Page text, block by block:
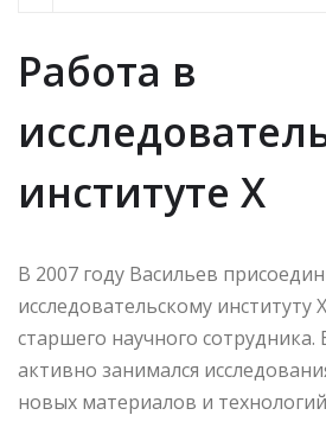
Работа в
институте Х
В 2007 году Васильев
исследовательскому институту
старшего научного сотрудника.
активно занимался
новых материалов и